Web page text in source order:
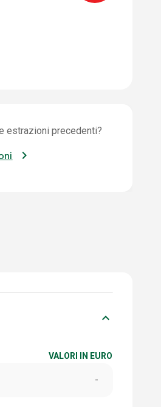
estrazioni precedenti?
keyboard_arrow_down
VALORI IN EURO
-